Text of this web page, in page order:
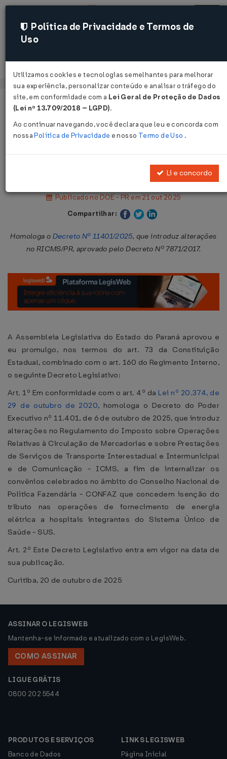
Acessar
Página Inicial Legislações
Decreto Legislativo Nº 11 DE
Publicado no DOE - PR em 21 out 2025
Compartilhar:
Homologa o Decreto Nº 11401/2025, que introduz alterações
no RICMS/PR, aprovado pelo Decreto Nº 7871/2017.
A Assembleia Legislativa do Estado do Paraná aprovou e
eu promulgo, nos termos do art. 73 da Constituição
Estadual, combinado com o art. 160 do Regimento Interno,
o seguinte Decreto Legislativo:
Art. 1º Em conformidade com o art. 4º da Lei nº 20.374, de
29 de outubro de 2020, homologa o Decreto do Poder
Executivo nº 11.401, de 6 de outubro de 2025, que introduz
alterações no Regulamento do Imposto sobre Operações
Relativas à Circulação de Mercadorias e sobre Prestações
de Serviços de Transporte Interestadual e Intermunicipal
e de Comunicação - ICMS, a fim de internalizar os
convênios celebrados no âmbito do Conselho Nacional de
Política Fazendária - CONFAZ que concedem isenção do
tributo nas operações de fornecimento de energia
elétrica a hospitais integrantes do Sistema Único de
Saúde - SUS.
Art. 2º Este Decreto Legislativo entra em vigor na data de
sua publicação.
Curitiba, 20 de outubro de 2025
ASSINAR O LEGISWEB
Mantenha-se informado e atualizado com o LegisWeb.
COMO ASSINAR
LIGUE GRÁTIS
0800 202 5544
PRODUTOS E SERVIÇOS
Banco de Dados
LINKS LEGISWEB
Página Inicial
Política de Privacidade e Termos de
Uso
Utilizamos cookies e tecnologias semelhantes para melhorar
sua experiência, personalizar conteúdo e analisar o tráfego do
site, em conformidade com a Lei Geral de Proteção de Dados
(Lei nº 13.709/2018 – LGPD).
Ao continuar navegando, você declara que leu e concorda com
nossaPolítica de Privacidade e nosso Termo de Uso .
Li e concordo